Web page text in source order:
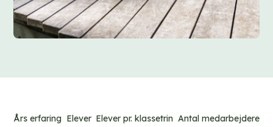
Års erfaring Elever Elever pr. klassetrin Antal medarbejdere